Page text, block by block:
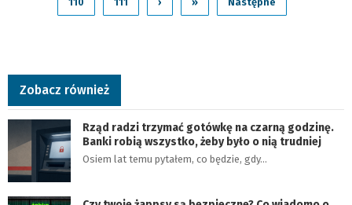
Zobacz również
Rząd radzi trzymać gotówkę na czarną godzinę.
Banki robią wszystko, żeby było o nią trudniej
Osiem lat temu pytałem, co będzie, gdy…